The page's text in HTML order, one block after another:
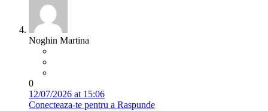
Noghin Martina
0
12/07/2026 at 15:06
Conecteaza-te pentru a Raspunde